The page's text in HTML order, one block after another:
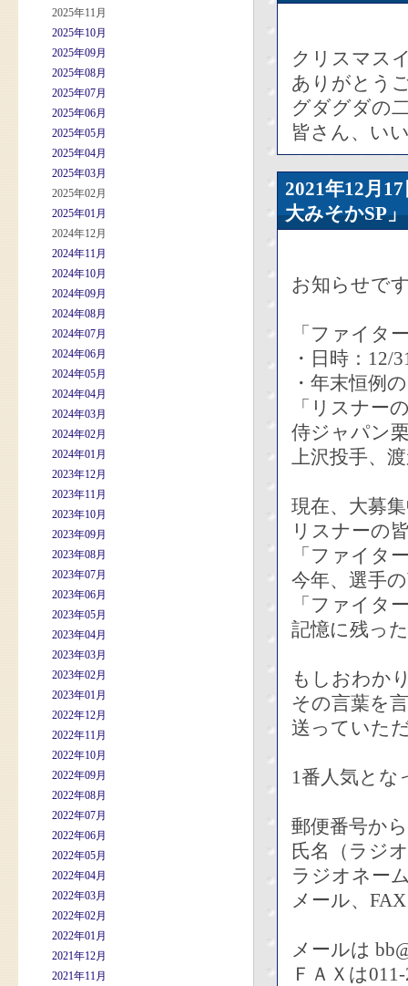
2025年11月
2025年10月
2025年09月
2025年08月
2025年07月
2025年06月
2025年05月
2025年04月
2025年03月
2025年02月
2025年01月
2024年12月
2024年11月
2024年10月
2024年09月
2024年08月
2024年07月
2024年06月
2024年05月
2024年04月
2024年03月
2024年02月
2024年01月
2023年12月
2023年11月
2023年10月
2023年09月
2023年08月
2023年07月
2023年06月
2023年05月
2023年04月
2023年03月
2023年02月
2023年01月
2022年12月
2022年11月
2022年10月
2022年09月
2022年08月
2022年07月
2022年06月
2022年05月
2022年04月
2022年03月
2022年02月
2022年01月
2021年12月
2021年11月
クリスマス
ありがとう
グダグダの
皆さん、い
2021年12
大みそかSP」
お知らせで
「ファイタ
・日時：12/
・年末恒例
「リスナー
侍ジャパン
上沢投手、
現在、大募
リスナーの
「ファイタ
今年、選手
「ファイタ
記憶に残っ
もしおわか
その言葉を
送っていた
1番人気とな
郵便番号か
氏名（ラジ
ラジオネー
メール、
メールは
ＦＡＸは